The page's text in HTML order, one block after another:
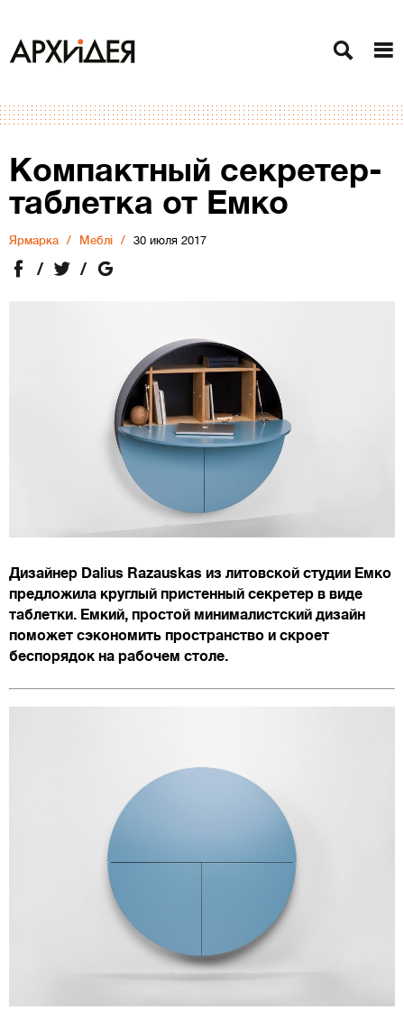
Компактный секретер-
таблетка от Емко
Ярмарка Меблі 30 июля 2017
Дизайнер Dalius Razauskas из литовской студии Емко
предложила круглый пристенный секретер в виде
таблетки. Емкий, простой минималистский дизайн
поможет сэкономить пространство и скроет
беспорядок на рабочем столе.